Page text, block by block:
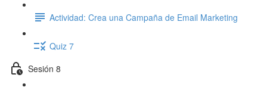
Actividad: Crea una Campaña de Email Marketing
Quiz 7
Sesión 8